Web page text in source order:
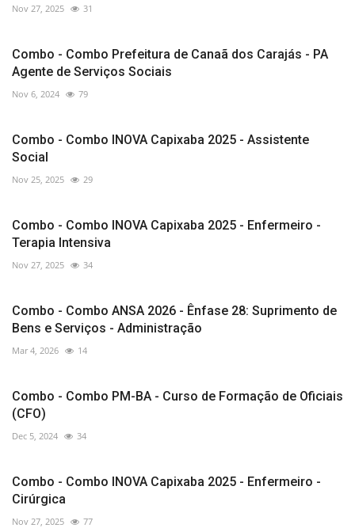
Nov 27, 2025 31
Combo - Combo Prefeitura de Canaã dos Carajás - PA
Agente de Serviços Sociais
Nov 6, 2024 79
Combo - Combo INOVA Capixaba 2025 - Assistente
Social
Nov 25, 2025 29
Combo - Combo INOVA Capixaba 2025 - Enfermeiro -
Terapia Intensiva
Nov 27, 2025 34
Combo - Combo ANSA 2026 - Ênfase 28: Suprimento de
Bens e Serviços - Administração
Mar 4, 2026 14
Combo - Combo PM-BA - Curso de Formação de Oficiais
(CFO)
Dec 5, 2024 34
Combo - Combo INOVA Capixaba 2025 - Enfermeiro -
Cirúrgica
Nov 27, 2025 77